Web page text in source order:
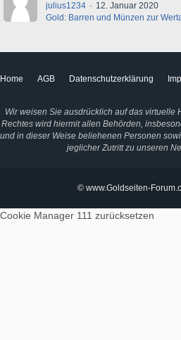
julius1234
12. Januar 2020
Gold: Barren und Münzen zur
Home AGB Datenschutzerklärung
Wir weisen Sie ausdrücklich auf das virtuelle
Rechtes wird hiermit allen Behörden,
und in dieser Weise beliehenen Personen
jeglicher Zutritt zu unseren
© www.Goldseiten-
Cookie Manager 111 zurücksetzen